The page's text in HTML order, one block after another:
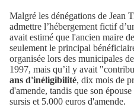
Malgré les dénégations de Jean
admettre l’hébergement fictif
avait estimé que l'ancien maire
seulement le principal
organisée lors des municipales
1997, mais qu’il y avait
ans d'inéligibilité, dix mois de
d'amende, tandis que son
sursis et 5.000 euros d'amende.